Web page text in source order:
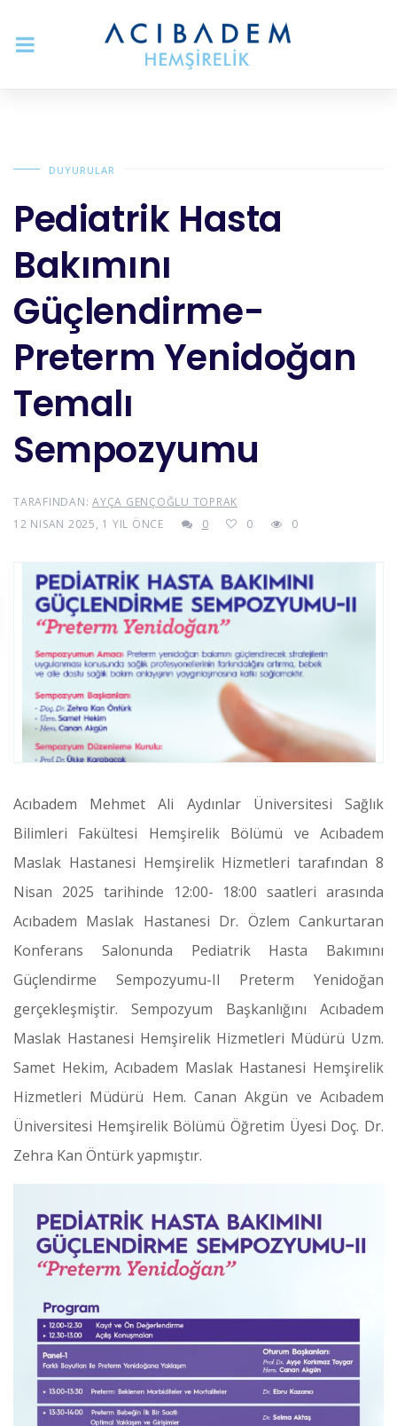
DUYURULAR
Pediatrik Hasta
Bakımını
Güçlendirme-
Preterm Yenidoğan
Temalı
Sempozyumu
TARAFINDAN: AYÇA GENÇOĞLU TOPRAK
12 NISAN 2025, 1 YIL ÖNCE
0 0 0
Acıbadem Mehmet Ali Aydınlar Üniversitesi Sağlık
Bilimleri Fakültesi Hemşirelik Bölümü ve Acıbadem
Maslak Hastanesi Hemşirelik Hizmetleri tarafından 8
Nisan 2025 tarihinde 12:00- 18:00 saatleri arasında
Acıbadem Maslak Hastanesi Dr. Özlem Cankurtaran
Konferans Salonunda Pediatrik Hasta Bakımını
Güçlendirme Sempozyumu-II Preterm Yenidoğan
gerçekleşmiştir. Sempozyum Başkanlığını Acıbadem
Maslak Hastanesi Hemşirelik Hizmetleri Müdürü Uzm.
Samet Hekim, Acıbadem Maslak Hastanesi Hemşirelik
Hizmetleri Müdürü Hem. Canan Akgün ve Acıbadem
Üniversitesi Hemşirelik Bölümü Öğretim Üyesi Doç. Dr.
Zehra Kan Öntürk yapmıştır.